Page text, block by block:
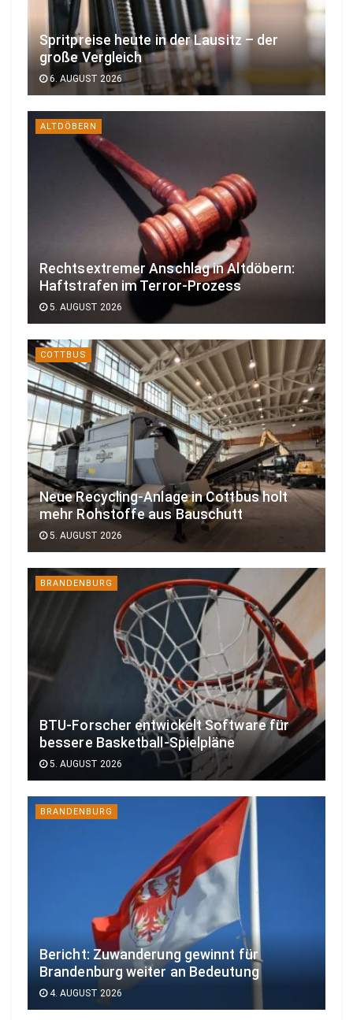
Spritpreise heute in der Lausitz – der
große Vergleich
6. AUGUST 2026
ALTDÖBERN
Rechtsextremer Anschlag in Altdöbern:
Haftstrafen im Terror-Prozess
5. AUGUST 2026
COTTBUS
Neue Recycling-Anlage in Cottbus holt
mehr Rohstoffe aus Bauschutt
5. AUGUST 2026
BRANDENBURG
BTU-Forscher entwickelt Software für
bessere Basketball-Spielpläne
5. AUGUST 2026
BRANDENBURG
Bericht: Zuwanderung gewinnt für
Brandenburg weiter an Bedeutung
4. AUGUST 2026